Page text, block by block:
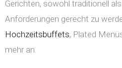
Gerichten, sowohl traditionell
Anforderungen gerecht zu
Hochzeitsbuffets, Plated
mehr an.